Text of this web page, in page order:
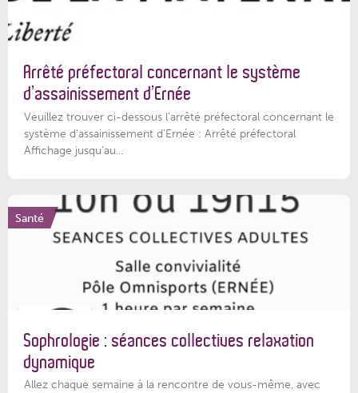
Arrêté préfectoral concernant le système
d’assainissement d’Ernée
Veuillez trouver ci-dessous l’arrêté préfectoral concernant le
système d'assainissement d'Ernée : Arrêté préfectoral
Affichage jusqu'au...
Santé
Sophrologie : séances collectives relaxation
dynamique
Allez chaque semaine à la rencontre de vous-même, avec